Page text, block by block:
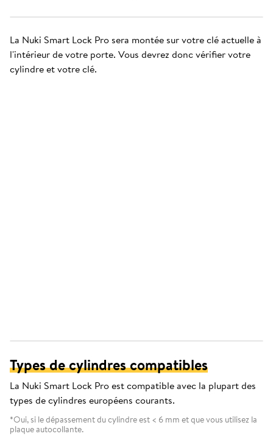
La Nuki Smart Lock Pro sera montée sur votre clé actuelle à
l'intérieur de votre porte. Vous devrez donc vérifier votre
cylindre et votre clé.
Types de cylindres compatibles
La Nuki Smart Lock Pro est compatible avec la plupart des
types de cylindres européens courants.
*Oui, si le dépassement du cylindre est < 6 mm et que vous utilisez la
plaque autocollante.